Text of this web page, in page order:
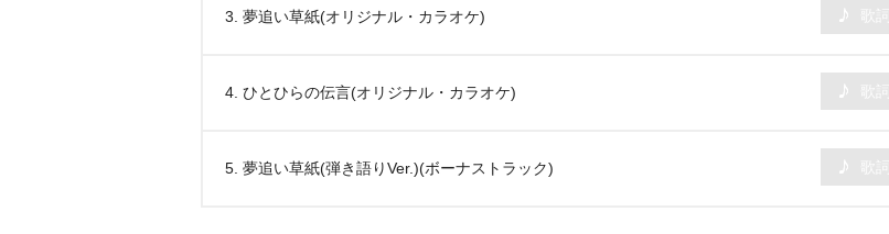
3. 夢追い草紙(オリジナル・カラオケ)
4. ひとひらの伝言(オリジナル・カラオケ)
5. 夢追い草紙(弾き語りVer.)(ボーナストラック)